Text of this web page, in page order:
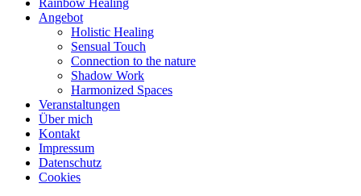
Angebot
Holistic Healing
Sensual Touch
Connection to the nature
Shadow Work
Harmonized Spaces
Veranstaltungen
Über mich
Kontakt
Impressum
Datenschutz
Cookies